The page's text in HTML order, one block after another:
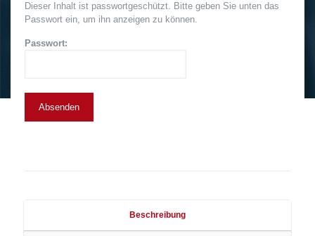
Dieser Inhalt ist passwortgeschützt. Bitte geben Sie unten das
Passwort ein, um ihn anzeigen zu können.
Passwort:
Beschreibung